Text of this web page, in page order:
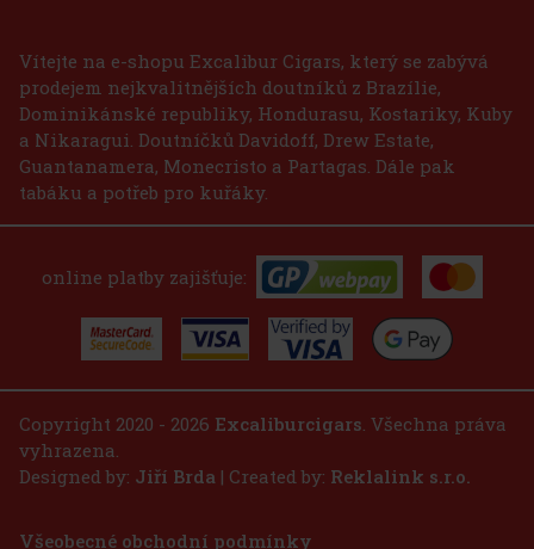
75 Kč
Do košíku
Vítejte na e-shopu Excalibur Cigars, který se zabývá
prodejem nejkvalitnějších doutníků z Brazílie,
Dominikánské republiky, Hondurasu, Kostariky, Kuby
a Nikaragui. Doutníčků Davidoff, Drew Estate,
Guantanamera, Monecristo a Partagas. Dále pak
tabáku a potřeb pro kuřáky.
online platby zajišťuje:
Copyright 2020 - 2026 Excaliburcigars. Všechna práva
vyhrazena.
Designed by: Jiří Brda | Created by: Reklalink s.r.o.
Všeobecné obchodní podmínky